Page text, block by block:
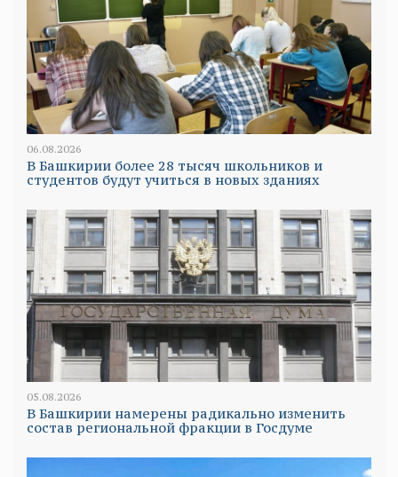
06.08.2026
В Башкирии более 28 тысяч школьников и
студентов будут учиться в новых зданиях
05.08.2026
В Башкирии намерены радикально изменить
состав региональной фракции в Госдуме